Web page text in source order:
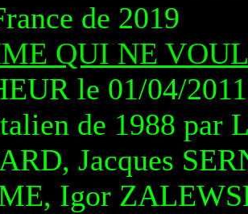
de 2019
QUI NE
le 01/04/
de 1988 par
Jacques
Igor